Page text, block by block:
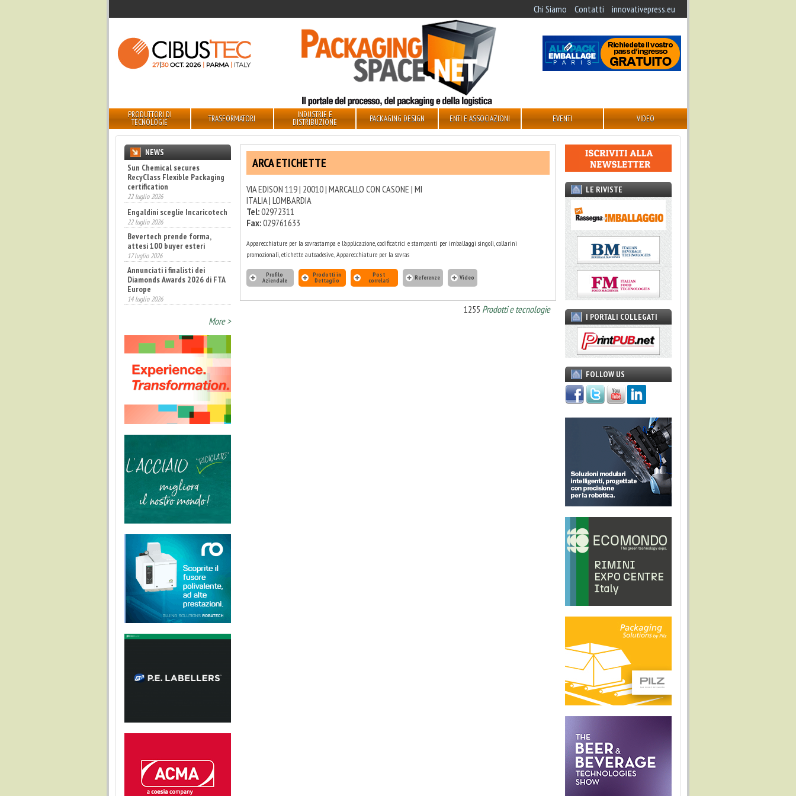
Chi Siamo Contatti innovativepress.eu
PRODUTTORI DI
TECNOLOGIE TRASFORMATORI INDUSTRIE E
DISTRIBUZIONE PACKAGING DESIGN ENTI E ASSOCIAZIONI EVENTI VIDEO
ARCA ETICHETTE
VIA EDISON 119 | 20010 | MARCALLO CON CASONE | MI
ITALIA | LOMBARDIA
Tel:02972311
Fax:029761633
Apparecchiature per la sovrastampa e l'applicazione, codificatrici e stampanti per imballaggi singoli, collarini
promozionali, etichette autoadesive., Apparecchiature per la sovras
Profilo
Aziendale
Prodotti in
Dettaglio
Post
correlati Referenze Video
1255 Prodotti e tecnologie
NEWS
Sun Chemical secures
RecyClass Flexible Packaging
certification
22 luglio 2026
Engaldini sceglie Incaricotech
22 luglio 2026
Bevertech prende forma,
attesi 100 buyer esteri
17 luglio 2026
Annunciati i finalisti dei
Diamonds Awards 2026 di FTA
Europe
14 luglio 2026
More >
LE RIVISTE
I PORTALI COLLEGATI
FOLLOW US